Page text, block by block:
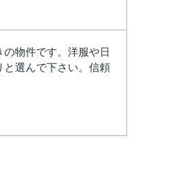
物件です。洋服や日
と選んで下さい。信頼